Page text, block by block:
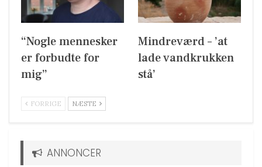
“Nogle mennesker
er forbudte for
mig”
Mindreværd – ’at
lade vandkrukken
stå’
FORRIGE NÆSTE
ANNONCER